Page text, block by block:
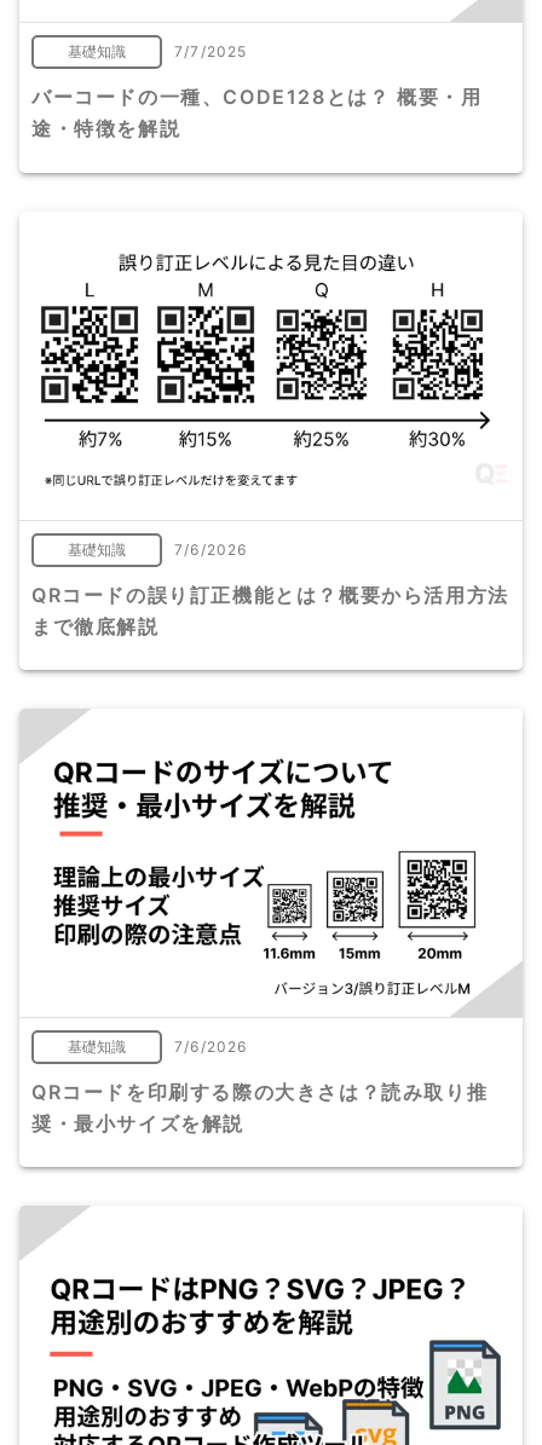
基礎知識 7/7/2025
バーコードの一種、CODE128とは？ 概要・用
途・特徴を解説
基礎知識 7/6/2026
QRコードの誤り訂正機能とは？概要から活用方法
まで徹底解説
基礎知識 7/6/2026
QRコードを印刷する際の大きさは？読み取り推
奨・最小サイズを解説